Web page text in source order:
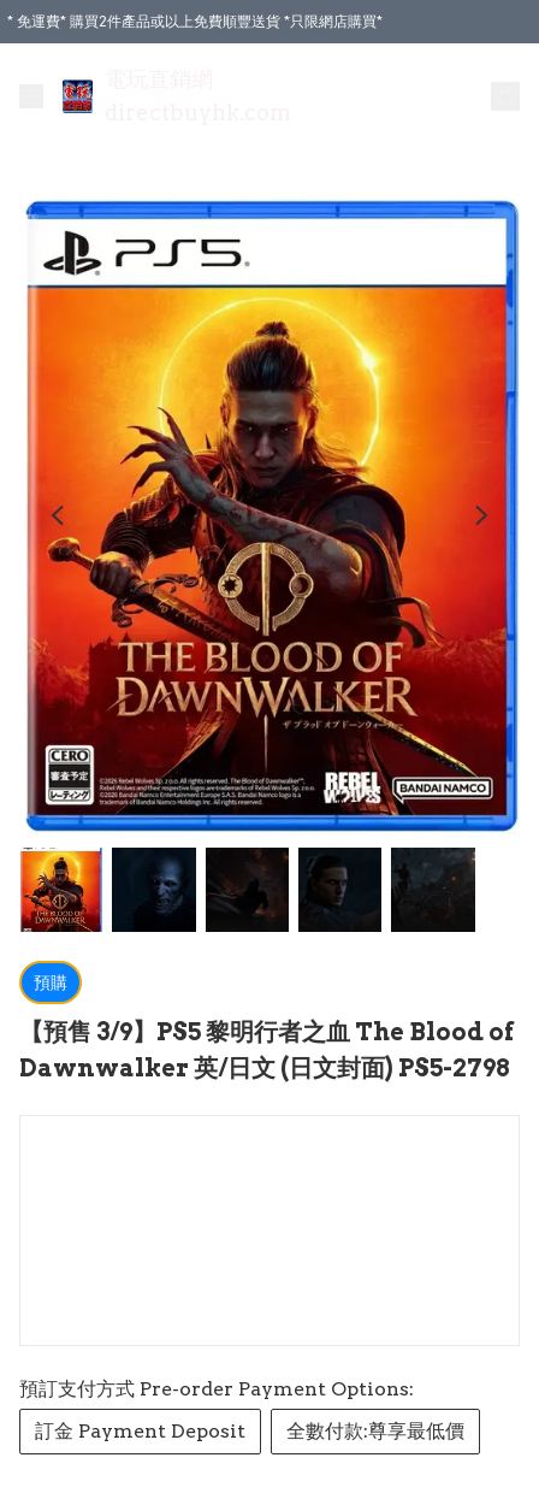
* 免運費* 購買2件產品或以上免費順豐送貨 *只限網店購買*
預購
【預售 3/9】PS5 黎明行者之血 The Blood of
Dawnwalker 英/日文 (日文封面) PS5-2798
預訂支付方式 Pre-order Payment Options:
訂金 Payment Deposit
全數付款:尊享最低價